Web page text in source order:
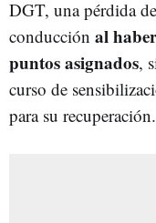
DGT, una pérdida
conducción al
puntos asignados,
curso de
para su recuperación.